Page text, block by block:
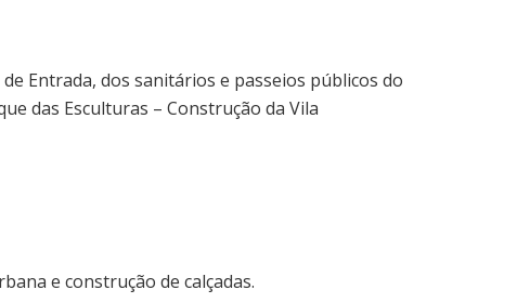
Entrada, dos sanitários e passeios públicos do
das Esculturas – Construção da Vila
e construção de calçadas.